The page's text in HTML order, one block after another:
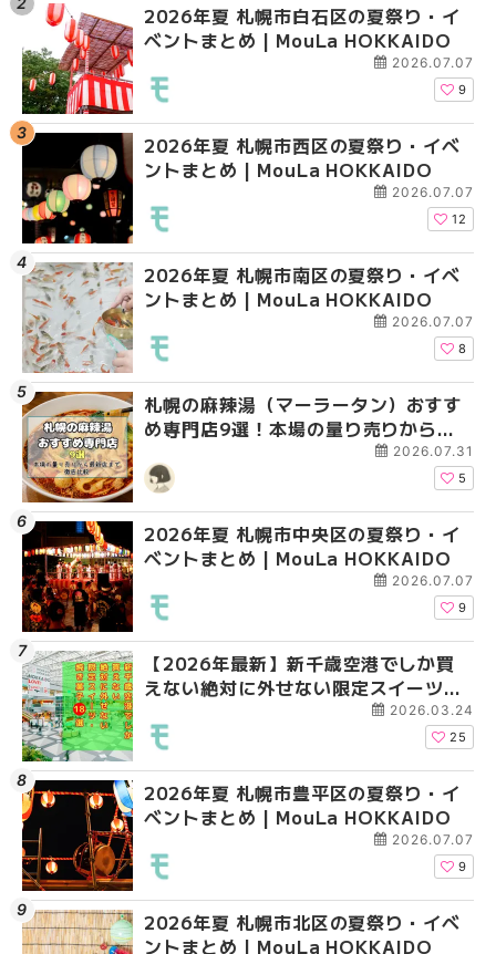
2026年夏 札幌市白石区の夏祭り・イ
ベントまとめ | MouLa HOKKAIDO
2026.07.07
9
2026年夏 札幌市西区の夏祭り・イベ
ントまとめ | MouLa HOKKAIDO
2026.07.07
12
2026年夏 札幌市南区の夏祭り・イベ
ントまとめ | MouLa HOKKAIDO
2026.07.07
8
札幌の麻辣湯（マーラータン）おすす
め専門店9選！本場の量り売りから最
新店まで徹底比較 | MouLa
HOKKAIDO
2026.07.31
5
2026年夏 札幌市中央区の夏祭り・イ
ベントまとめ | MouLa HOKKAIDO
2026.07.07
9
【2026年最新】新千歳空港でしか買
えない絶対に外せない限定スイーツ・
焼き菓子18選 | MouLa HOKKAIDO
2026.03.24
25
2026年夏 札幌市豊平区の夏祭り・イ
ベントまとめ | MouLa HOKKAIDO
2026.07.07
9
2026年夏 札幌市北区の夏祭り・イベ
ントまとめ | MouLa HOKKAIDO
2026年夏 札幌市西区
ントまとめ | MouLa
2026年夏 札幌市北区
ントまとめ | MouLa
2026年夏 札幌市手稲
ベントまとめ |
2026年夏 札幌市白石
ベントまとめ |
2026年夏 札幌市清田
ベントまとめ |
2026年夏 札幌市南区
ントまとめ | MouLa
2026年夏 札幌市豊平
ベントまとめ |
2026年夏 札幌市中央
ベントまとめ |
2026年夏 札幌市北区
ントまとめ | MouLa
2026年夏 札幌市西区
ントまとめ | MouLa
2026年夏 札幌市白石
ベントまとめ |
2026年夏 札幌市手稲
ベントまとめ |
札幌の麻辣湯（マーラ
め専門店6選！本場の
新店まで徹底比較 |
2026年夏 札幌市清田
ベントまとめ |
【2026年最新】新千
えない絶対に外せない
焼き菓子18選 |
【新千歳空港】新カー
業。「SUPER